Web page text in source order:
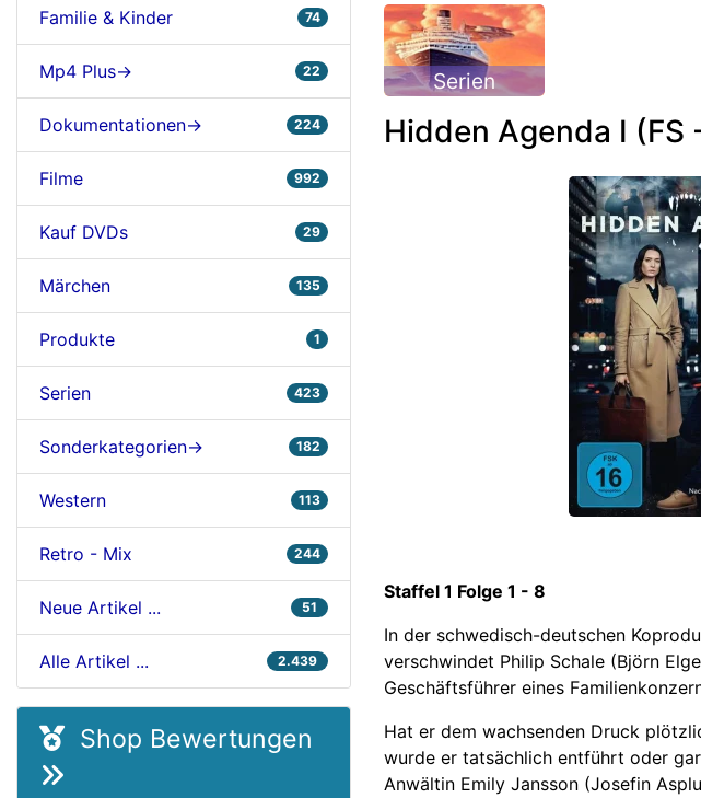
Familie & Kinder 74
Mp4 Plus-> 22
Dokumentationen-> 224
Filme 992
Kauf DVDs 29
Märchen 135
Produkte 1
Serien 423
Sonderkategorien-> 182
Western 113
Retro - Mix 244
Neue Artikel ... 51
Alle Artikel ... 2.439
Shop Bewertungen
Serien
Hidden Agenda I (FS
Staffel 1 Folge 1 - 8
In der schwedisch-deutschen
verschwindet Philip Schale (Björn
Geschäftsführer eines
Hat er dem wachsenden Druck
wurde er tatsächlich entführt oder
Anwältin Emily Jansson (Josefin